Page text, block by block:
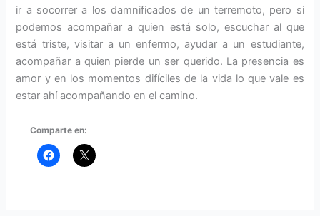
ir a socorrer a los damnificados de un terremoto, pero si
podemos acompañar a quien está solo, escuchar al que
está triste, visitar a un enfermo, ayudar a un estudiante,
acompañar a quien pierde un ser querido. La presencia es
amor y en los momentos difíciles de la vida lo que vale es
estar ahí acompañando en el camino.
Comparte en: